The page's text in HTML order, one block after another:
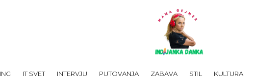
IT SVET INTERVJU PUTOVANJA ZABAVA STIL KULTURA